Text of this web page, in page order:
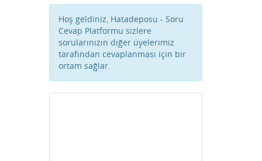
Hoş geldiniz, Hatadeposu - Soru
Cevap Platformu sizlere
sorularınızın diğer üyelerimiz
tarafından cevaplanması için bir
ortam sağlar.